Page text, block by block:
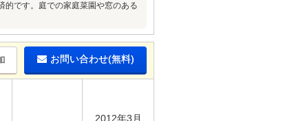
的です。庭での家庭菜園や窓のある
お問い合わせ(無料)
2012年3月